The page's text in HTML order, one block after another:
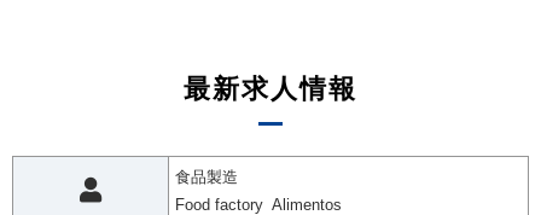
最新求人情報
食品製造
Food factory Alimentos